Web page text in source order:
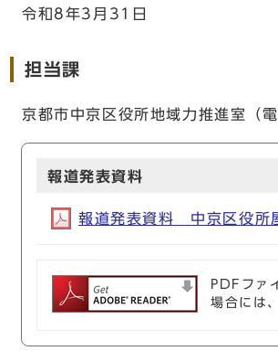
令和8年3月31日
担当課
京都市中京区役所地域力推進室
報道発表資料
報道発表資料 中京区役所
PDFファ
場合には、